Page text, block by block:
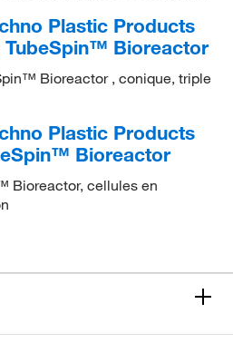
Plastic Products
TubeSpin™ Bioreactor
Bioreactor , conique, triple
Plastic Products
Bioreactor
Bioreactor, cellules en